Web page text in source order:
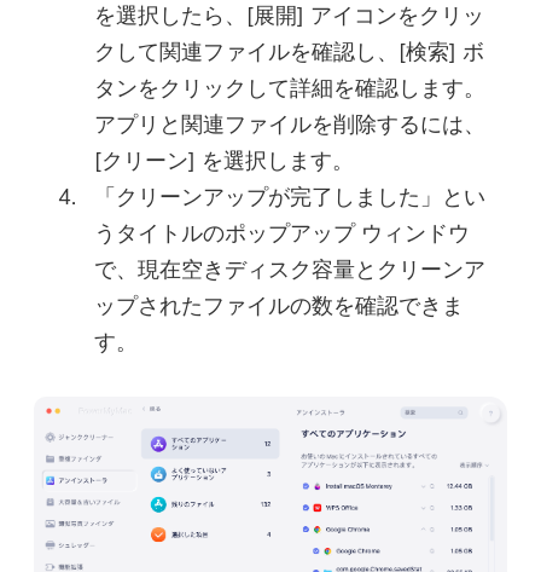
を選択したら、[展開] アイコンをクリッ
クして関連ファイルを確認し、[検索] ボ
タンをクリックして詳細を確認します。
アプリと関連ファイルを削除するには、
[クリーン] を選択します。
「クリーンアップが完了しました」とい
うタイトルのポップアップ ウィンドウ
で、現在空きディスク容量とクリーンア
ップされたファイルの数を確認できま
す。